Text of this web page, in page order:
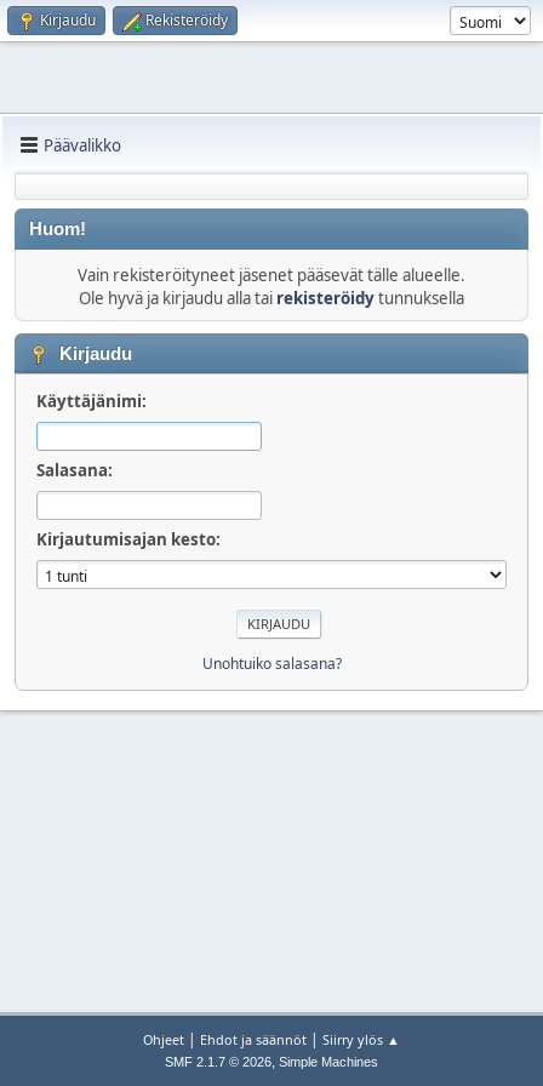
Kirjaudu Rekisteröidy
Päävalikko
Huom!
Vain rekisteröityneet jäsenet pääsevät tälle alueelle.
Ole hyvä ja kirjaudu alla tai rekisteröidytunnuksella
Kirjaudu
Käyttäjänimi:
Salasana:
Kirjautumisajan kesto:
Unohtuiko salasana?
Ohjeet | Ehdot ja säännöt | Siirry ylös ▲
SMF 2.1.7 © 2026, Simple Machines